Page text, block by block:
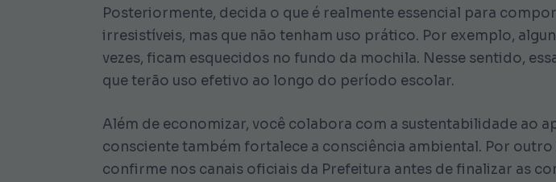
Posteriormente, decida o que é realmente essencial para
irresistíveis, mas que não tenham uso prático. Por exemplo,
vezes, ficam esquecidos no fundo da mochila. Nesse sentido,
que terão uso efetivo ao longo do período escolar.
Além de economizar, você colabora com a sustentabilidade ao
consciente também fortalece a consciência ambiental. Por
confirme nos canais oficiais da Prefeitura antes de finalizar as